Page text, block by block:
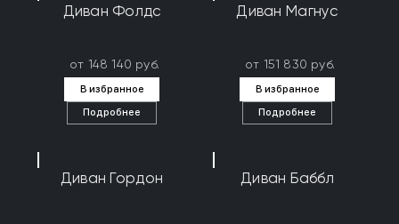
Диван Фолдс
от 148 140 руб.
В избранное
Подробнее
Диван Магнус
от 151 830 руб.
В избранное
Подробнее
Диван Гордон Диван Баббл